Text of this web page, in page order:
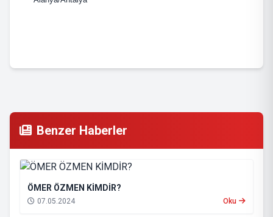
Benzer Haberler
ÖMER ÖZMEN KİMDİR?
07.05.2024 Oku